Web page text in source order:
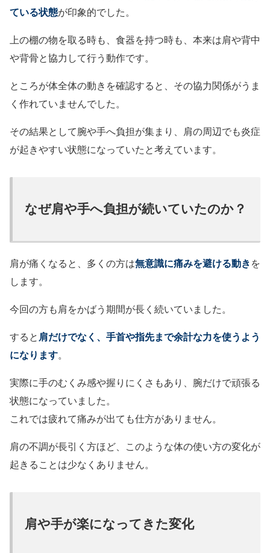
ている状態が印象的でした。
上の棚の物を取る時も、食器を持つ時も、本来は肩や背中
や背骨と協力して行う動作です。
ところが体全体の動きを確認すると、その協力関係がうま
く作れていませんでした。
その結果として腕や手へ負担が集まり、肩の周辺でも炎症
が起きやすい状態になっていたと考えています。
なぜ肩や手へ負担が続いていたのか？
肩が痛くなると、多くの方は無意識に痛みを避ける動き を
します。
今回の方も肩をかばう期間が長く続いていました。
すると 肩だけでなく、手首や指先まで余計な力を使うよう
になります。
実際に手のむくみ感や握りにくさもあり、腕だけで頑張る
状態になっていました。
これでは疲れて痛みが出ても仕方がありません。
肩の不調が長引く方ほど、このような体の使い方の変化が
起きることは少なくありません。
肩や手が楽になってきた変化